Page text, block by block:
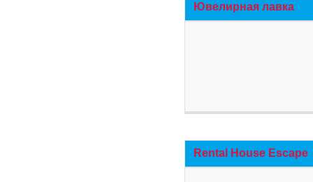
Ювелирная лавка
Rental House Escape